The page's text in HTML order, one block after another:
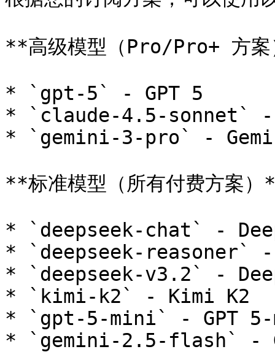
**高级模型（Pro/Pro+ 方
* `gpt-5` - GPT 5
* `claude-4.5-sonnet` -
* `gemini-3-pro` -
**标准模型（所有付费方案
* `deepseek-chat` -
* `deepseek-reasoner` -
* `deepseek-v3.2` -
* `kimi-k2` - Kimi K2
* `gpt-5-mini` - GPT
* `gemini-2.5-flash` -